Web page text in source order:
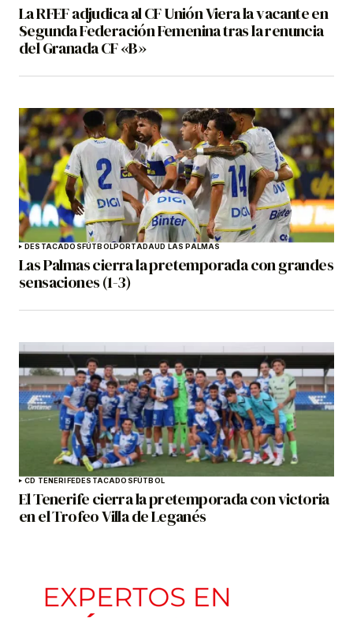
La RFEF adjudica al CF Unión Viera la vacante en
Segunda Federación Femenina tras la renuncia
del Granada CF «B»
DESTACADOSFÚTBOLPORTADAUD LAS PALMAS
Las Palmas cierra la pretemporada con grandes
sensaciones (1-3)
CD TENERIFEDESTACADOSFÚTBOL
El Tenerife cierra la pretemporada con victoria
en el Trofeo Villa de Leganés